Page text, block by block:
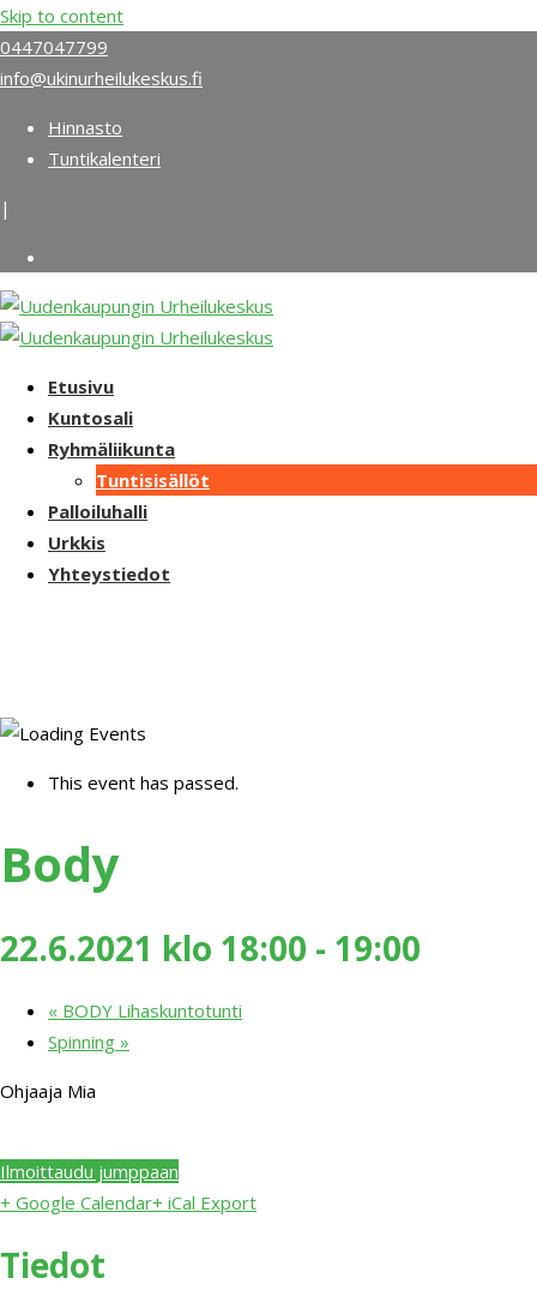
Skip to content
0447047799
info@ukinurheilukeskus.fi
Hinnasto
Tuntikalenteri
|
Etusivu
Kuntosali
Ryhmäliikunta
Tuntisisällöt
Palloiluhalli
Urkkis
Yhteystiedot
This event has passed.
Body
22.6.2021 klo 18:00 - 19:00
« BODY Lihaskuntotunti
Spinning »
Ohjaaja Mia
Ilmoittaudu jumppaan
+ Google Calendar+ iCal Export
Tiedot